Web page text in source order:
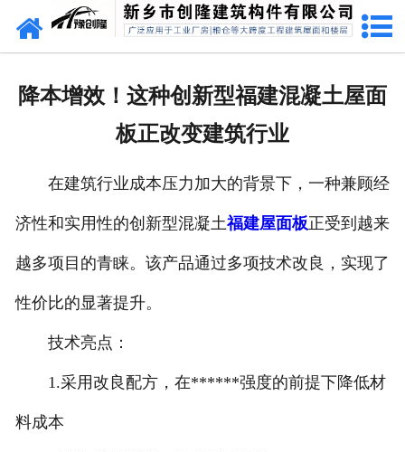
网站首页
资质荣誉
降本增效！这种创新型福建混凝土屋面
板正改变建筑行业
在建筑行业成本压力加大的背景下，一种兼顾经
济性和实用性的创新型混凝土福建屋面板正受到越来
越多项目的青睐。该产品通过多项技术改良，实现了
性价比的显著提升。
技术亮点：
1.采用改良配方，在******强度的前提下降低材
料成本